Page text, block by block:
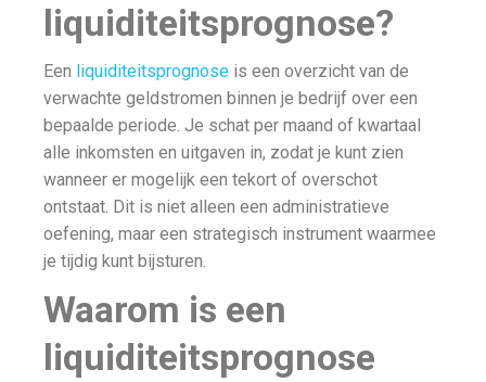
liquiditeitsprognose?
Een liquiditeitsprognose is een overzicht van de
verwachte geldstromen binnen je bedrijf over een
bepaalde periode. Je schat per maand of kwartaal
alle inkomsten en uitgaven in, zodat je kunt zien
wanneer er mogelijk een tekort of overschot
ontstaat. Dit is niet alleen een administratieve
oefening, maar een strategisch instrument waarmee
je tijdig kunt bijsturen.
Waarom is een
liquiditeitsprognose